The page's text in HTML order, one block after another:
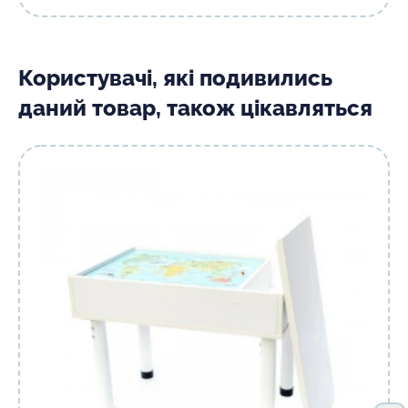
Користувачі, які подивились
даний товар, також цікавляться